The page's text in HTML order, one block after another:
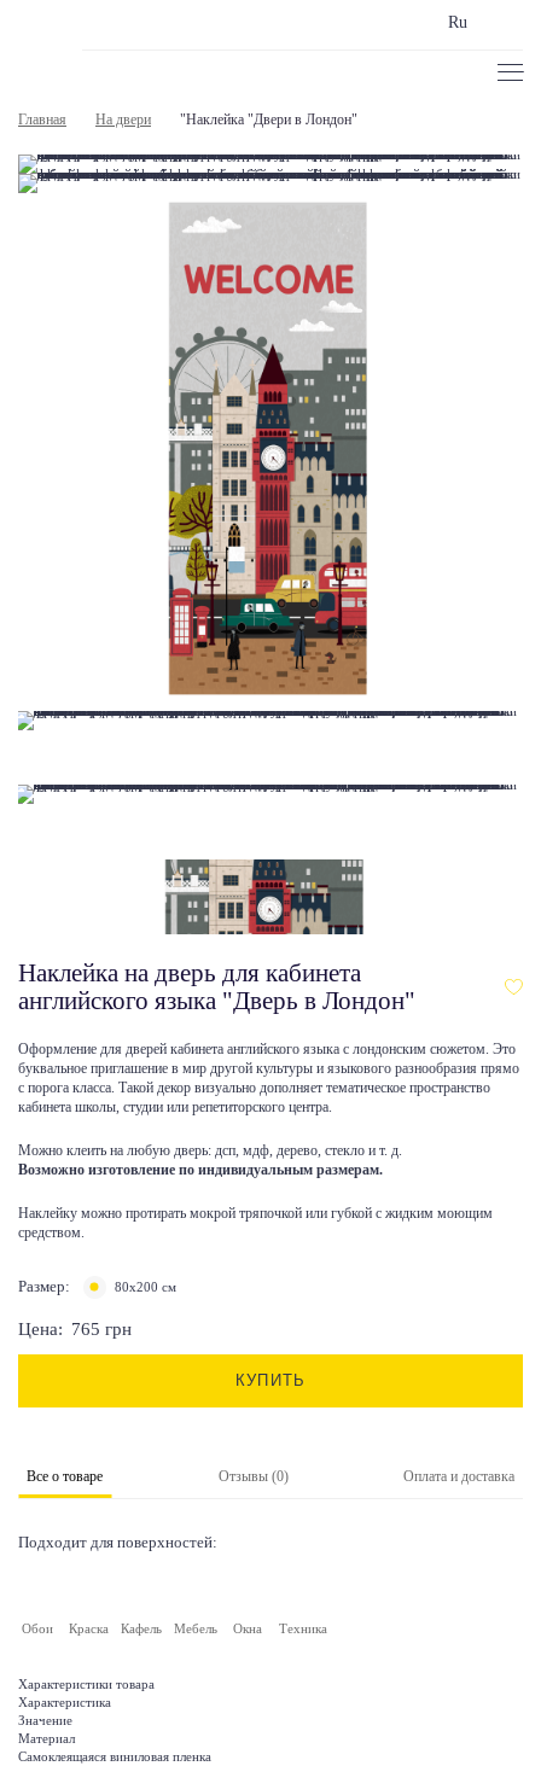
Ru
Главная На двери "Наклейка "Двери в Лондон"
Наклейка на дверь для кабинета
английского языка "Дверь в Лондон"
Оформление для дверей кабинета английского языка с лондонским сюжетом. Это
буквальное приглашение в мир другой культуры и языкового разнообразия прямо
с порога класса. Такой декор визуально дополняет тематическое пространство
кабинета школы, студии или репетиторского центра.
Можно клеить на любую дверь: дсп, мдф, дерево, стекло и т. д.
Возможно изготовление по индивидуальным размерам.
Наклейку можно протирать мокрой тряпочкой или губкой с жидким моющим
средством.
Размер: 80х200 см
Цена: 765 грн
КУПИТЬ
Все о товаре Отзывы (0) Оплата и доставка
Подходит для поверхностей:
Обои Краска Кафель Мебель Окна Техника
Характеристики товара
Характеристика
Значение
Материал
Самоклеящаяся виниловая пленка